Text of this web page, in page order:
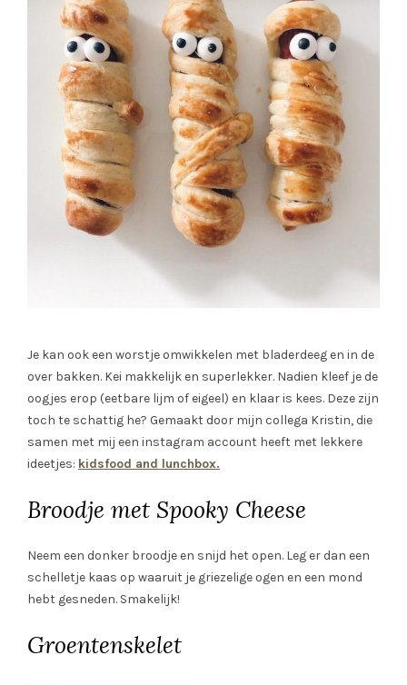
Je kan ook een worstje omwikkelen met bladerdeeg en in de
over bakken. Kei makkelijk en superlekker. Nadien kleef je de
oogjes erop (eetbare lijm of eigeel) en klaar is kees. Deze zijn
toch te schattig he? Gemaakt door mijn collega Kristin, die
samen met mij een instagram account heeft met lekkere
ideetjes: kidsfood and lunchbox.
Broodje met Spooky Cheese
Neem een donker broodje en snijd het open. Leg er dan een
schelletje kaas op waaruit je griezelige ogen en een mond
hebt gesneden. Smakelijk!
Groentenskelet